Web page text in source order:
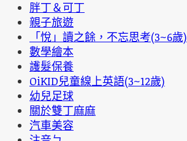
胖丁＆可丁
親子旅遊
「悅」讀之餘，不忘思考(3~6歲)
數學繪本
護髮保養
OiKID兒童線上英語(3~12歲)
幼兒足球
關於雙丁麻麻
汽車美容